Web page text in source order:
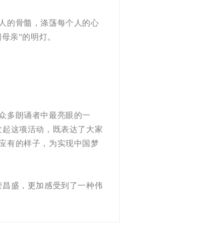
的骨髓，涤荡每个人的心
亲”的明灯。
多朗诵者中最亮眼的一
这项活动，既表达了大家
有的样子，为实现中国梦
盛，更加感受到了一种伟